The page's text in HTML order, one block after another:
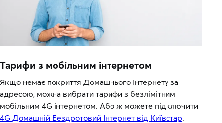
Тарифи з мобільним інтернетом
Якщо немає покриття Домашнього Інтернету за
адресою, можна вибрати тарифи з безлімітним
мобільним 4G інтернетом. Або ж можете підключити
4G Домашній Бездротовий Інтернет від Київстар.